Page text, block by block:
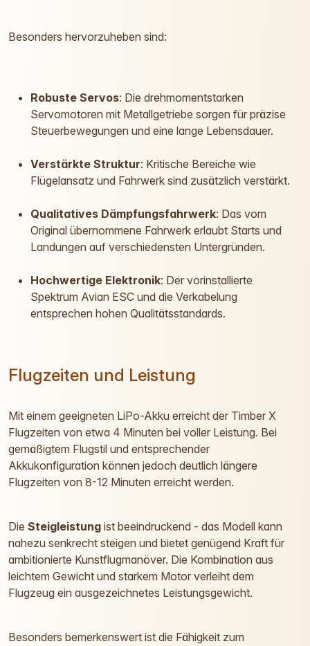
Besonders hervorzuheben sind:
Robuste Servos: Die drehmomentstarken
Servomotoren mit Metallgetriebe sorgen für präzise
Steuerbewegungen und eine lange Lebensdauer.
Verstärkte Struktur: Kritische Bereiche wie
Flügelansatz und Fahrwerk sind zusätzlich verstärkt.
Qualitatives Dämpfungsfahrwerk: Das vom
Original übernommene Fahrwerk erlaubt Starts und
Landungen auf verschiedensten Untergründen.
Hochwertige Elektronik: Der vorinstallierte
Spektrum Avian ESC und die Verkabelung
entsprechen hohen Qualitätsstandards.
Flugzeiten und Leistung
Mit einem geeigneten LiPo-Akku erreicht der Timber X
Flugzeiten von etwa 4 Minuten bei voller Leistung. Bei
gemäßigtem Flugstil und entsprechender
Akkukonfiguration können jedoch deutlich längere
Flugzeiten von 8-12 Minuten erreicht werden.
Die Steigleistung ist beeindruckend - das Modell kann
nahezu senkrecht steigen und bietet genügend Kraft für
ambitionierte Kunstflugmanöver. Die Kombination aus
leichtem Gewicht und starkem Motor verleiht dem
Flugzeug ein ausgezeichnetes Leistungsgewicht.
Besonders bemerkenswert ist die Fähigkeit zum